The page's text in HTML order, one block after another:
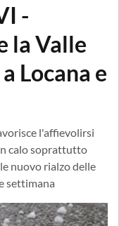
-
la Valle
Locana e
l'affievolirsi
calo soprattutto
nuovo rialzo delle
settimana